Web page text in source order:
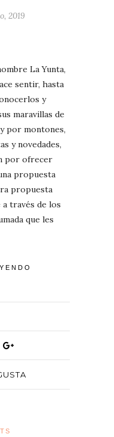
2019
La Yunta,
sentir, hasta
y
maravillas de
por montones,
y novedades,
por ofrecer
propuesta
propuesta
través de los
que les